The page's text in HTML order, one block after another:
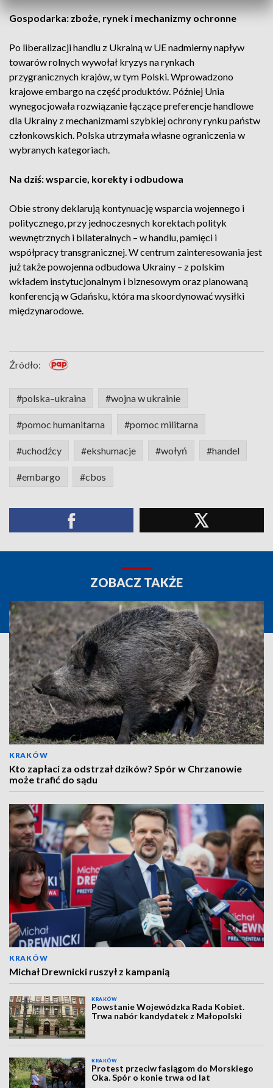
Gospodarka: zboże, rynek i mechanizmy ochronne
Po liberalizacji handlu z Ukrainą w UE nadmierny napływ
towarów rolnych wywołał kryzys na rynkach
przygranicznych krajów, w tym Polski. Wprowadzono
krajowe embargo na część produktów. Później Unia
wynegocjowała rozwiązanie łączące preferencje handlowe
dla Ukrainy z mechanizmami szybkiej ochrony rynku państw
członkowskich. Polska utrzymała własne ograniczenia w
wybranych kategoriach.
Na dziś: wsparcie, korekty i odbudowa
Obie strony deklarują kontynuację wsparcia wojennego i
politycznego, przy jednoczesnych korektach polityk
wewnętrznych i bilateralnych – w handlu, pamięci i
współpracy transgranicznej. W centrum zainteresowania jest
już także powojenna odbudowa Ukrainy – z polskim
wkładem instytucjonalnym i biznesowym oraz planowaną
konferencją w Gdańsku, która ma skoordynować wysiłki
międzynarodowe.
Źródło:
#polska–ukraina #wojna w ukrainie
#pomoc humanitarna #pomoc militarna
#uchodźcy #ekshumacje #wołyń #handel
#embargo #cbos
ZOBACZ TAKŻE
KRAKÓW
Kto zapłaci za odstrzał dzików? Spór w Chrzanowie
może trafić do sądu
KRAKÓW
Michał Drewnicki ruszył z kampanią
KRAKÓW
Powstanie Wojewódzka Rada Kobiet.
Trwa nabór kandydatek z Małopolski
KRAKÓW
Protest przeciw fasiągom do Morskiego
Oka. Spór o konie trwa od lat